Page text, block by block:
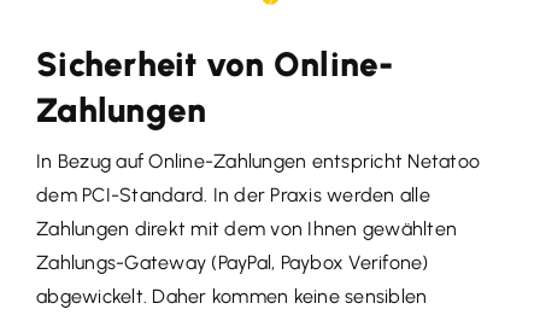
Sicherheit von Online-
Zahlungen
In Bezug auf Online-Zahlungen entspricht Netatoo
dem PCI-Standard. In der Praxis werden alle
Zahlungen direkt mit dem von Ihnen gewählten
Zahlungs-Gateway (PayPal, Paybox Verifone)
abgewickelt. Daher kommen keine sensiblen